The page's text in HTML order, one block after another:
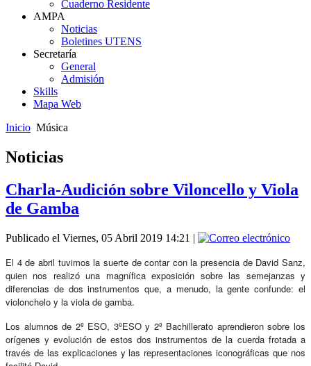
Cuaderno Residente
AMPA
Noticias
Boletines UTENS
Secretaría
General
Admisión
Skills
Mapa Web
Inicio Música
Noticias
Charla-Audición sobre Viloncello y Viola
de Gamba
Publicado el Viernes, 05 Abril 2019 14:21 |
El 4 de abril tuvimos la suerte de contar con la presencia de David Sanz,
quien nos realizó una magnífica exposición sobre las semejanzas y
diferencias de dos instrumentos que, a menudo, la gente confunde: el
violonchelo y la viola de gamba.
Los alumnos de 2º ESO, 3ºESO y 2º Bachillerato aprendieron sobre los
orígenes y evolución de estos dos instrumentos de la cuerda frotada a
través de las explicaciones y las representaciones iconográficas que nos